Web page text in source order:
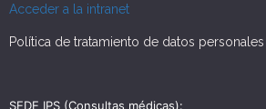
Acceder a la intranet
Política de tratamiento de datos personales
SEDE IPS (Consultas médicas):